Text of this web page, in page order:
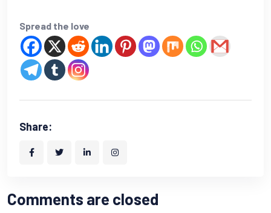
Spread the love
Share:
Comments are closed